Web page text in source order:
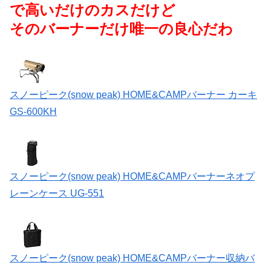
で高いだけのカスだけど
そのバーナーだけ唯一の良心だわ
スノーピーク(snow peak) HOME&CAMPバーナー カーキ
GS-600KH
スノーピーク(snow peak) HOME&CAMPバーナーネオプ
レーンケース UG-551
スノーピーク(snow peak) HOME&CAMPバーナー収納バ